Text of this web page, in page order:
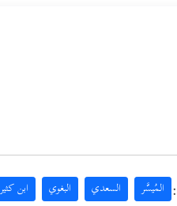
المُيسَّر السعدي البغوي ابن كثير